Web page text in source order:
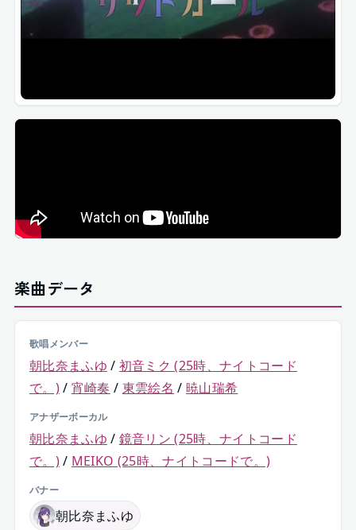
楽曲データ
歌唱メンバー
朝比奈まふゆ / 初音ミク (25時、ナイトコード
で。)/ 宵崎奏 / 東雲絵名 /暁山瑞希
アナザーボーカル
朝比奈まふゆ / 鏡音リン (25時、ナイトコード
で。)/ MEIKO (25時、ナイトコードで。)
バナー
朝比奈まふゆ